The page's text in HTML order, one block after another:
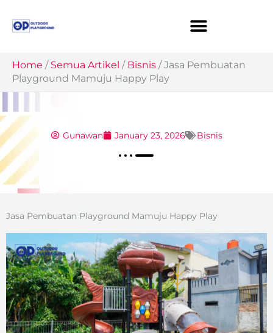
content
Home / Semua Artikel / Bisnis /Jasa Pembuatan
Playground Mamuju Happy Play
Gunawan January 23, 2026 Bisnis
Jasa Pembuatan Playground Mamuju Happy Play